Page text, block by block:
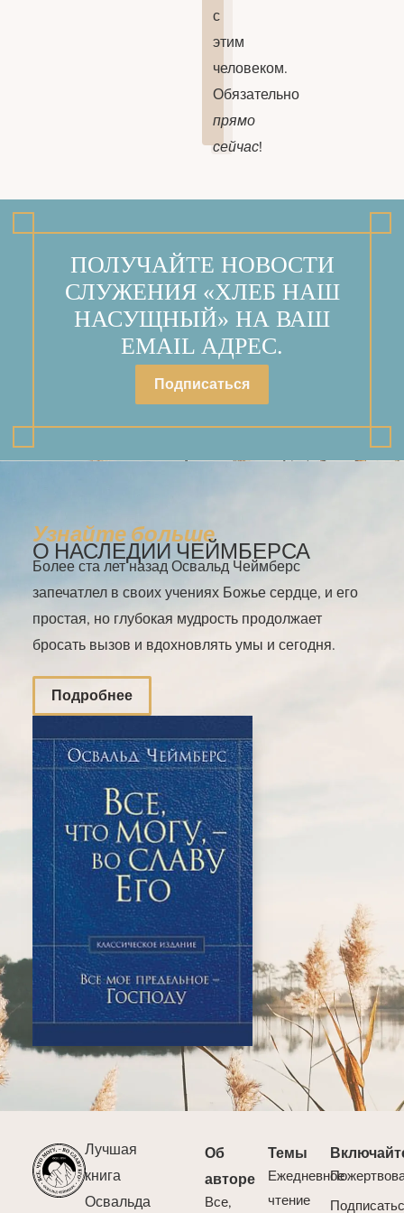
с
этим
человеком.
Обязательно
прямо
сейчас!
ПОЛУЧАЙТЕ НОВОСТИ
СЛУЖЕНИЯ «ХЛЕБ НАШ
НАСУЩНЫЙ» НА ВАШ
EMAIL АДРЕС.
Подписаться
Узнайте больше
О НАСЛЕДИИ ЧЕЙМБЕРСА
Более ста лет назад Освальд Чеймберс
запечатлел в своих учениях Божье сердце, и его
простая, но глубокая мудрость продолжает
бросать вызов и вдохновлять умы и сегодня.
Подробнее
Лучшая
книга
Освальда
Об
авторе
Все,
Темы
Ежедневное
чтение